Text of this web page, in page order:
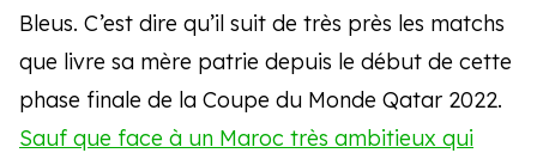
Bleus. C’est dire qu’il suit de très près les matchs
que livre sa mère patrie depuis le début de cette
phase finale de la Coupe du Monde Qatar 2022.
Sauf que face à un Maroc très ambitieux qui